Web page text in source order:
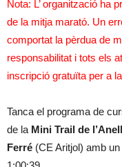
Nota: L’ organització ha
de la mitja marató. Un
comportat la pèrdua de
responsabilitat i tots els
inscripció gratuïta per a
Tanca el programa de
de la Mini Trail de
Ferré (CE Aritjol) amb